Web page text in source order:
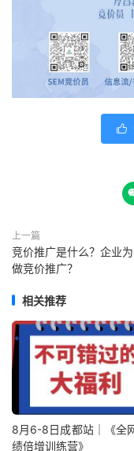

上一篇
竞价推广是什么？企业
做竞价推广？
相关推荐
8月6-8日成都站｜《全
绩倍增训练营》